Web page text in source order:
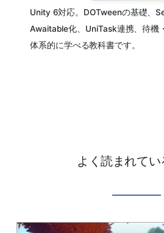
Unity 6対応。DOTweenの基礎、
Awaitable化、UniTask連携、待機
体系的に学べる教科書です。
よく読まれてい